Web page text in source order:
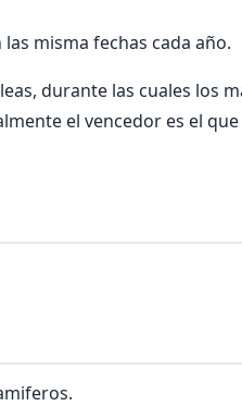
misma fechas cada año.
durante las cuales los
el vencedor es el